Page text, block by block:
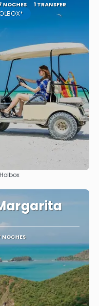
NOCHES 1 TRANSFER
NOCHES